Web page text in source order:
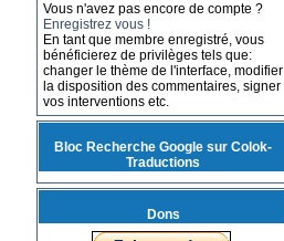
Vous n'avez pas encore de compte ?
Enregistrez vous !
En tant que membre enregistré, vous
bénéficierez de privilèges tels que:
changer le thème de l'interface, modifier
la disposition des commentaires, signer
vos interventions etc.
Bloc Recherche Google sur Colok-
Traductions
Dons